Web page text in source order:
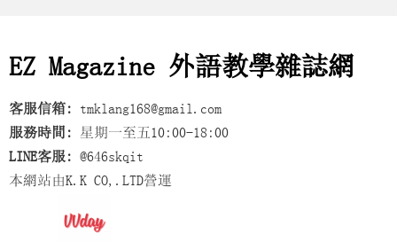
EZ Magazine 外語教學雜誌網
客服信箱: tmklang168@gmail.com
服務時間: 星期一至五10:00-18:00
LINE客服: @646skqit
本網站由K.K CO,.LTD營運